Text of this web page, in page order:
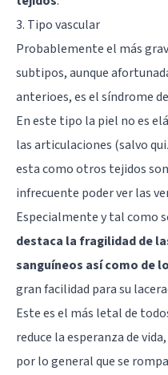
3. Tipo vascular
Probablemente el más
subtipos, aunque
anterioes, es el síndrome
En este tipo la piel no es
las articulaciones (salvo
esta como otros tejidos
infrecuente poder ver las
Especialmente y tal como
destaca la fragilidad de
sanguíneos así como de
gran facilidad para su
Este es el más letal de
reduce la esperanza de
por lo general que se